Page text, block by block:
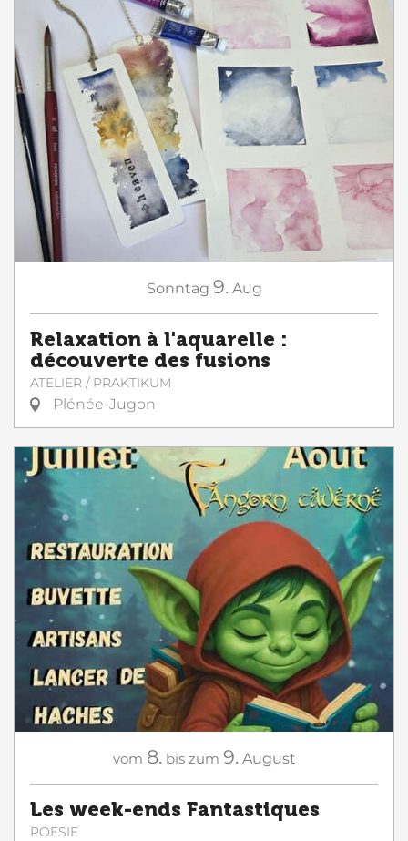
Sonntag 9. Aug
Relaxation à l'aquarelle :
découverte des fusions
ATELIER / PRAKTIKUM
Plénée-Jugon
vom 8. bis zum 9. August
Les week-ends Fantastiques
POESIE